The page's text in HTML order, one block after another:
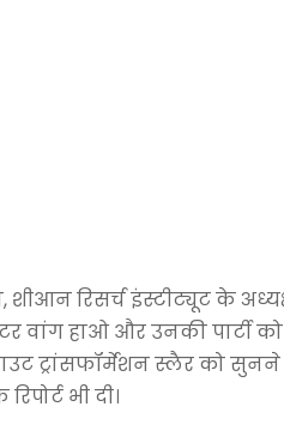
शीआन रिसर्च इंस्टीट्यूट के
वांग हाओ और उनकी पार्टी
ट्रांसफॉर्मेशन स्लैर को
भी दी।